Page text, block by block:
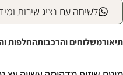
לשיחה עם נציג שירות
תיאורמשלוחים והרכבותהחלפות